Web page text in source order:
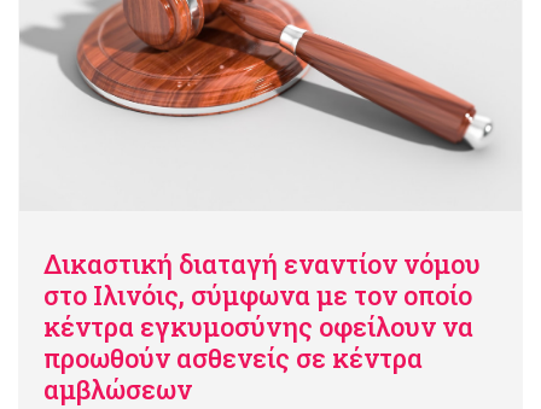
διακοπής κύησης για λόγους
συνειδήσεως!